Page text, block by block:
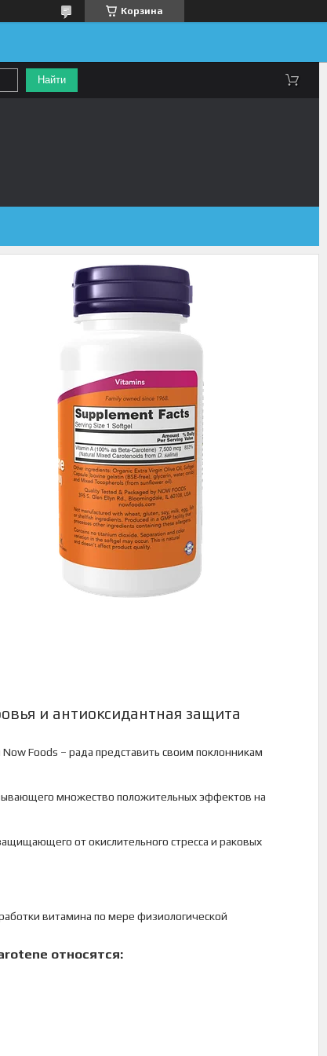
Корзина
Найти
и антиоксидантная защита
Foods – рада представить своим поклонникам
множество положительных эффектов на
от окислительного стресса и раковых
витамина по мере физиологической
относятся: